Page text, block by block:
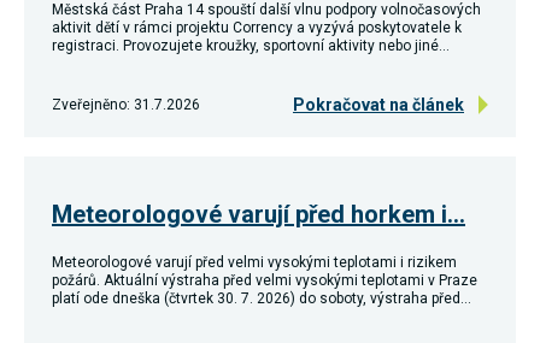
Městská část Praha 14 spouští další vlnu podpory volnočasových
aktivit dětí v rámci projektu Corrency a vyzývá poskytovatele k
registraci. Provozujete kroužky, sportovní aktivity nebo jiné…
Zveřejněno: 31.7.2026 Pokračovat na článek
Meteorologové varují před horkem i…
Meteorologové varují před velmi vysokými teplotami i rizikem
požárů. Aktuální výstraha před velmi vysokými teplotami v Praze
platí ode dneška (čtvrtek 30. 7. 2026) do soboty, výstraha před…